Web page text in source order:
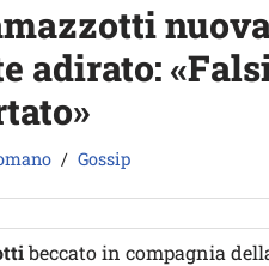
adirato:
Gossip
beccato in compagnia